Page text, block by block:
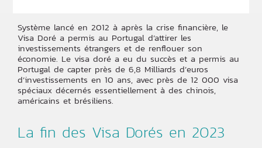
Système lancé en 2012 à après la crise financière, le
Visa Doré a permis au Portugal d’attirer les
investissements étrangers et de renflouer son
économie. Le visa doré a eu du succès et a permis au
Portugal de capter près de 6,8 Milliards d’euros
d’investissements en 10 ans, avec près de 12 000 visa
spéciaux décernés essentiellement à des chinois,
américains et brésiliens.
La fin des Visa Dorés en 2023